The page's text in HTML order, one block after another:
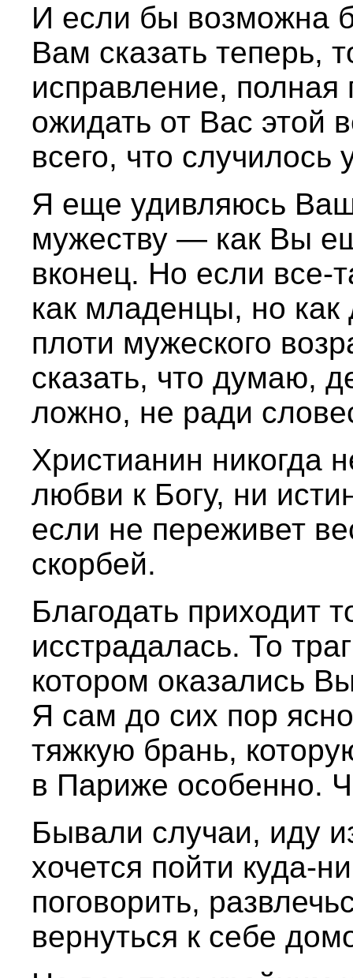
И если бы возможна
Вам сказать теперь,
исправление,
ожидать от Вас этой
всего, что
Я еще удивляюсь
мужеству — как Вы
вконец. Но если все-
как младенцы, но
плоти мужеского
сказать, что думаю,
ложно, не ради
Христианин никогда
любви к Богу, ни
если не переживет
скорбей.
Благодать приходит
исстрадалась. То
котором оказались
Я сам до сих пор
тяжкую брань,
в Париже особенно.
Бывали случаи, иду
хочется пойти куда-
поговорить,
вернуться к себе